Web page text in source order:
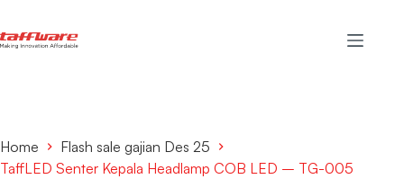
Home
Flash sale gajian Des 25
TaffLED Senter Kepala Headlamp COB LED – TG-005